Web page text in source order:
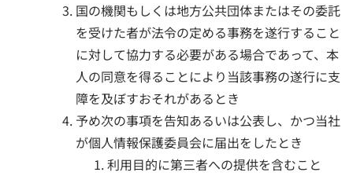
国の機関もしくは地方公共団体またはその委託
を受けた者が法令の定める事務を遂行すること
に対して協力する必要がある場合であって、本
人の同意を得ることにより当該事務の遂行に支
障を及ぼすおそれがあるとき
予め次の事項を告知あるいは公表し、かつ当社
が個人情報保護委員会に届出をしたとき
利用目的に第三者への提供を含むこと